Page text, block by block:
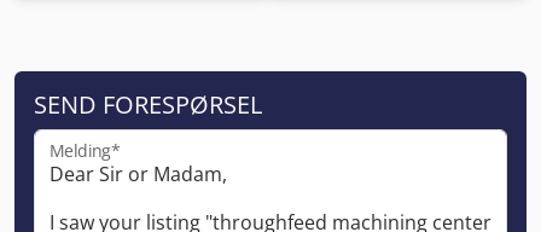
SEND FORESPØRSEL
Melding*